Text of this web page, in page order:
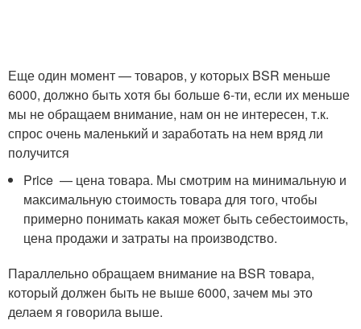
Еще один момент — товаров, у которых BSR меньше
6000, должно быть хотя бы больше 6-ти, если их меньше
мы не обращаем внимание, нам он не интересен, т.к.
спрос очень маленький и заработать на нем вряд ли
получится
Price — цена товара. Мы смотрим на минимальную и
максимальную стоимость товара для того, чтобы
примерно понимать какая может быть себестоимость,
цена продажи и затраты на производство.
Параллельно обращаем внимание на BSR товара,
который должен быть не выше 6000, зачем мы это
делаем я говорила выше.